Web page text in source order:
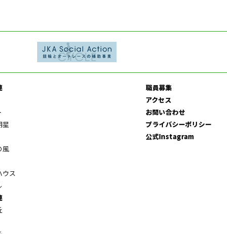
星
風
ウス
職員募集
アクセス
お問い合わせ
プライバシーポリシー
公式Instagram